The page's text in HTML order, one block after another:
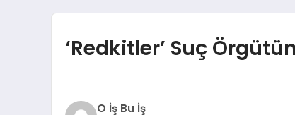
‘Redkitler’ Suç
O İş Bu İş